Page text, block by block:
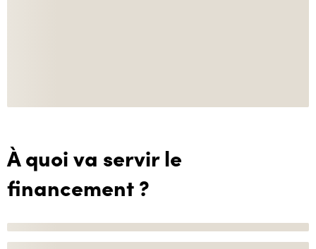
À quoi va servir le
financement ?